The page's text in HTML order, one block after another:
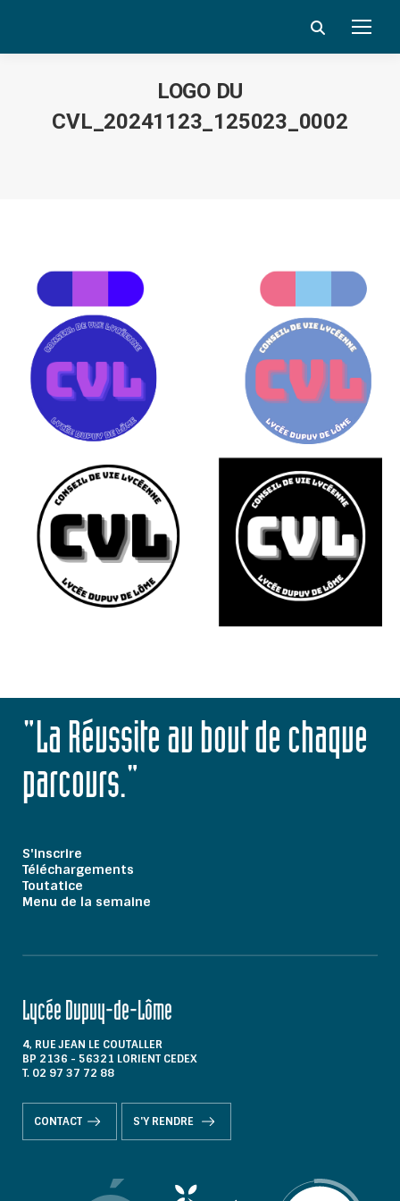
Search:
LOGO DU
CVL_20241123_125023_0002
"La Réussite au bout de chaque
parcours."
S'inscrire
Téléchargements
Toutatice
Menu de la semaine
Lycée Dupuy-de-Lôme
4, RUE JEAN LE COUTALLER
BP 2136 - 56321 LORIENT CEDEX
T. 02 97 37 72 88
CONTACT S'Y RENDRE